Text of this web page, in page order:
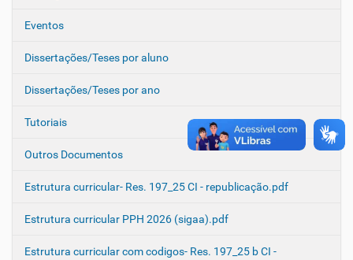
Eventos
Dissertações/Teses por aluno
Dissertações/Teses por ano
Tutoriais
Outros Documentos
Estrutura curricular- Res. 197_25 CI - republicação.pdf
Estrutura curricular PPH 2026 (sigaa).pdf
Estrutura curricular com codigos- Res. 197_25 b CI -